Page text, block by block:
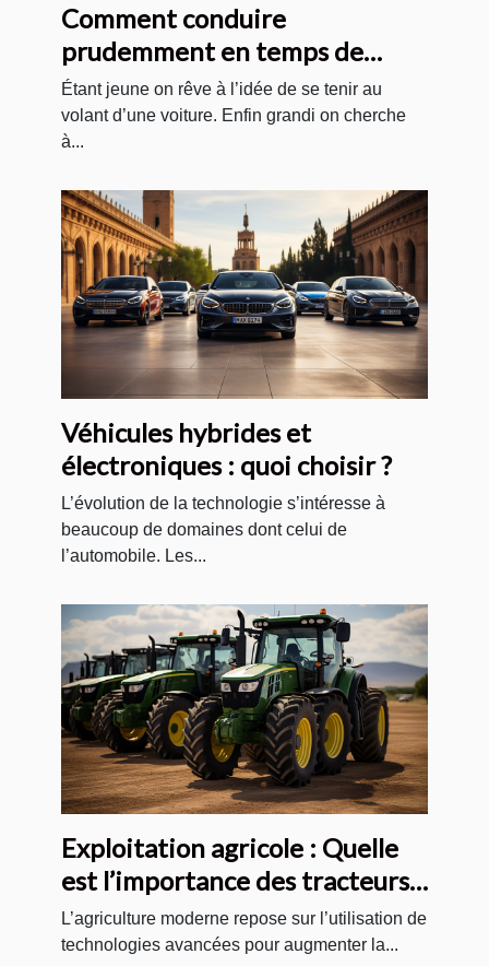
Comment conduire
prudemment en temps de
neige ?
Étant jeune on rêve à l’idée de se tenir au
volant d’une voiture. Enfin grandi on cherche
à...
Véhicules hybrides et
électroniques : quoi choisir ?
L’évolution de la technologie s’intéresse à
beaucoup de domaines dont celui de
l’automobile. Les...
Exploitation agricole : Quelle
est l’importance des tracteurs
agricoles modernes ?
L’agriculture moderne repose sur l’utilisation de
technologies avancées pour augmenter la...